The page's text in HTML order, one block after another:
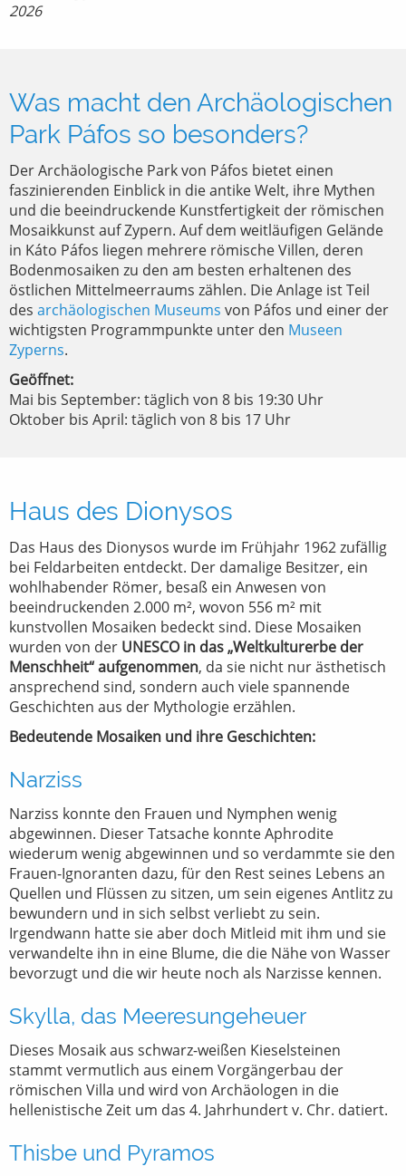
2026
Was macht den Archäologischen
Park Páfos so besonders?
Der Archäologische Park von Páfos bietet einen
faszinierenden Einblick in die antike Welt, ihre Mythen
und die beeindruckende Kunstfertigkeit der römischen
Mosaikkunst auf Zypern. Auf dem weitläufigen Gelände
in Káto Páfos liegen mehrere römische Villen, deren
Bodenmosaiken zu den am besten erhaltenen des
östlichen Mittelmeerraums zählen. Die Anlage ist Teil
des archäologischen Museums von Páfos und einer der
wichtigsten Programmpunkte unter den Museen
Zyperns.
Geöffnet:
Mai bis September: täglich von 8 bis 19:30 Uhr
Oktober bis April: täglich von 8 bis 17 Uhr
Haus des Dionysos
Das Haus des Dionysos wurde im Frühjahr 1962 zufällig
bei Feldarbeiten entdeckt. Der damalige Besitzer, ein
wohlhabender Römer, besaß ein Anwesen von
beeindruckenden 2.000 m², wovon 556 m² mit
kunstvollen Mosaiken bedeckt sind. Diese Mosaiken
wurden von der UNESCO in das „Weltkulturerbe der
Menschheit“ aufgenommen, da sie nicht nur ästhetisch
ansprechend sind, sondern auch viele spannende
Geschichten aus der Mythologie erzählen.
Bedeutende Mosaiken und ihre Geschichten:
Narziss
Narziss konnte den Frauen und Nymphen wenig
abgewinnen. Dieser Tatsache konnte Aphrodite
wiederum wenig abgewinnen und so verdammte sie den
Frauen-Ignoranten dazu, für den Rest seines Lebens an
Quellen und Flüssen zu sitzen, um sein eigenes Antlitz zu
bewundern und in sich selbst verliebt zu sein.
Irgendwann hatte sie aber doch Mitleid mit ihm und sie
verwandelte ihn in eine Blume, die die Nähe von Wasser
bevorzugt und die wir heute noch als Narzisse kennen.
Skylla, das Meeresungeheuer
Dieses Mosaik aus schwarz-weißen Kieselsteinen
stammt vermutlich aus einem Vorgängerbau der
römischen Villa und wird von Archäologen in die
hellenistische Zeit um das 4. Jahrhundert v. Chr. datiert.
Thisbe und Pyramos